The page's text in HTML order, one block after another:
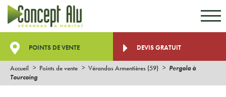
POINTS DE VENTE DEVIS GRATUIT
Accueil Points de vente Vérandas Armentières (59)
Pergola à
Tourcoing